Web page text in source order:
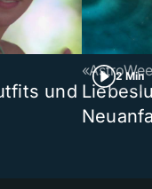
und
2 Min